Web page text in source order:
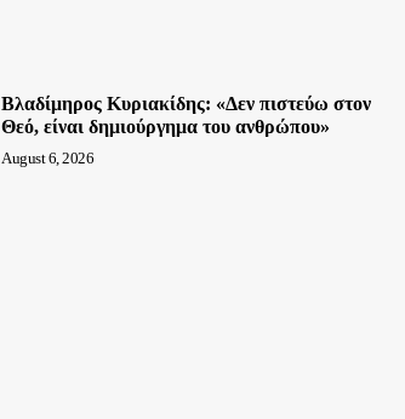
Βλαδίμηρος Κυριακίδης: «Δεν πιστεύω στον
Θεό, είναι δημιούργημα του ανθρώπου»
August 6, 2026